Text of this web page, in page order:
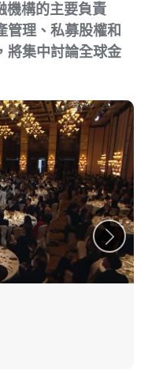
機構的主要負責
管理、私募股權和
將集中討論全球金